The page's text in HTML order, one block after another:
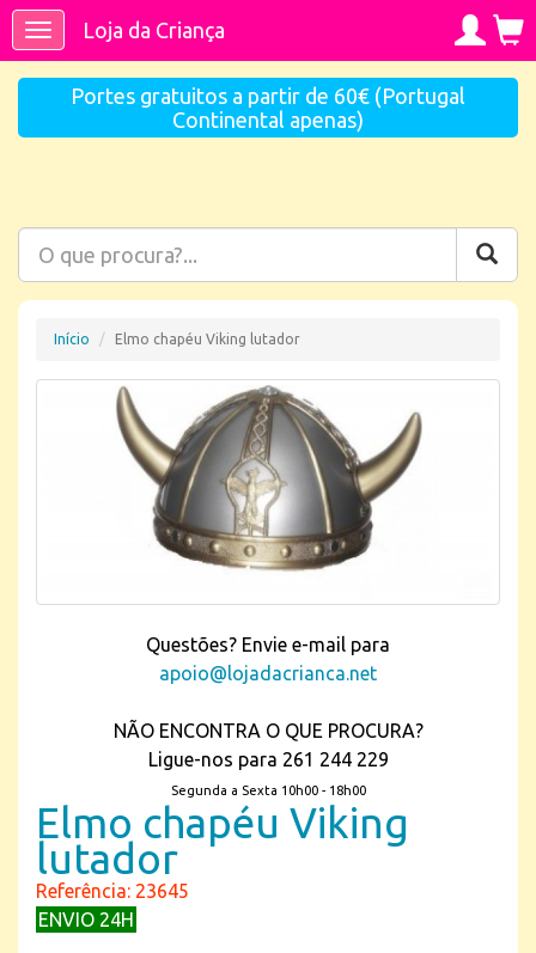
ToggleLoja da Criança
Portes gratuitos a partir de 60€ (Portugal
Continental apenas)
Início Elmo chapéu Viking lutador
Questões? Envie e-mail para
apoio@lojadacrianca.net
NÃO ENCONTRA O QUE PROCURA?
Ligue-nos para 261 244 229
Segunda a Sexta 10h00 - 18h00
Elmo chapéu Viking
lutador
Referência: 23645
ENVIO 24H